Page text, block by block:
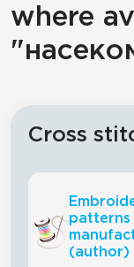
where
Cross
patterns
(author)